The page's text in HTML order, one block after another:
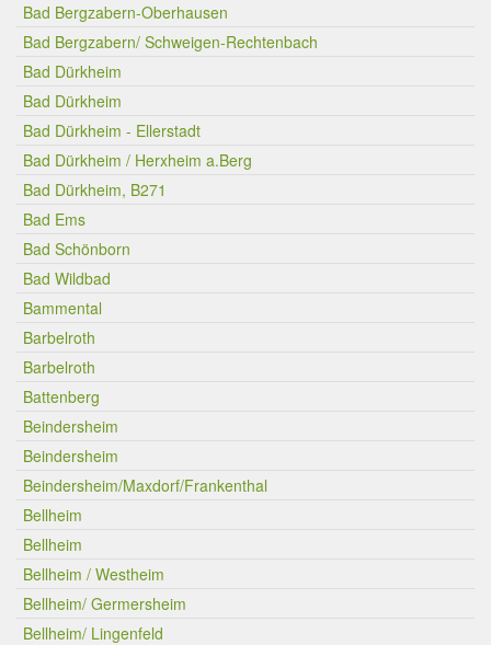
Bad Bergzabern-Oberhausen
Bad Bergzabern/ Schweigen-Rechtenbach
Bad Dürkheim
Bad Dürkheim
Bad Dürkheim - Ellerstadt
Bad Dürkheim / Herxheim a.Berg
Bad Dürkheim, B271
Bad Ems
Bad Schönborn
Bad Wildbad
Bammental
Barbelroth
Barbelroth
Battenberg
Beindersheim
Beindersheim
Beindersheim/Maxdorf/Frankenthal
Bellheim
Bellheim
Bellheim / Westheim
Bellheim/ Germersheim
Bellheim/ Lingenfeld